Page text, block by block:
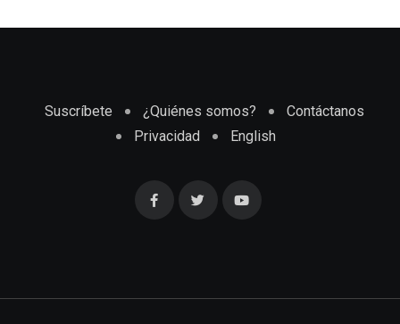
Suscríbete ¿Quiénes somos?
Contáctanos
Privacidad
English